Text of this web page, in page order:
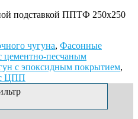
подставкой ППТФ 250х250
чугуна, Фасонные
цементно-песчаным
с эпоксидным покрытием,
ЦПП